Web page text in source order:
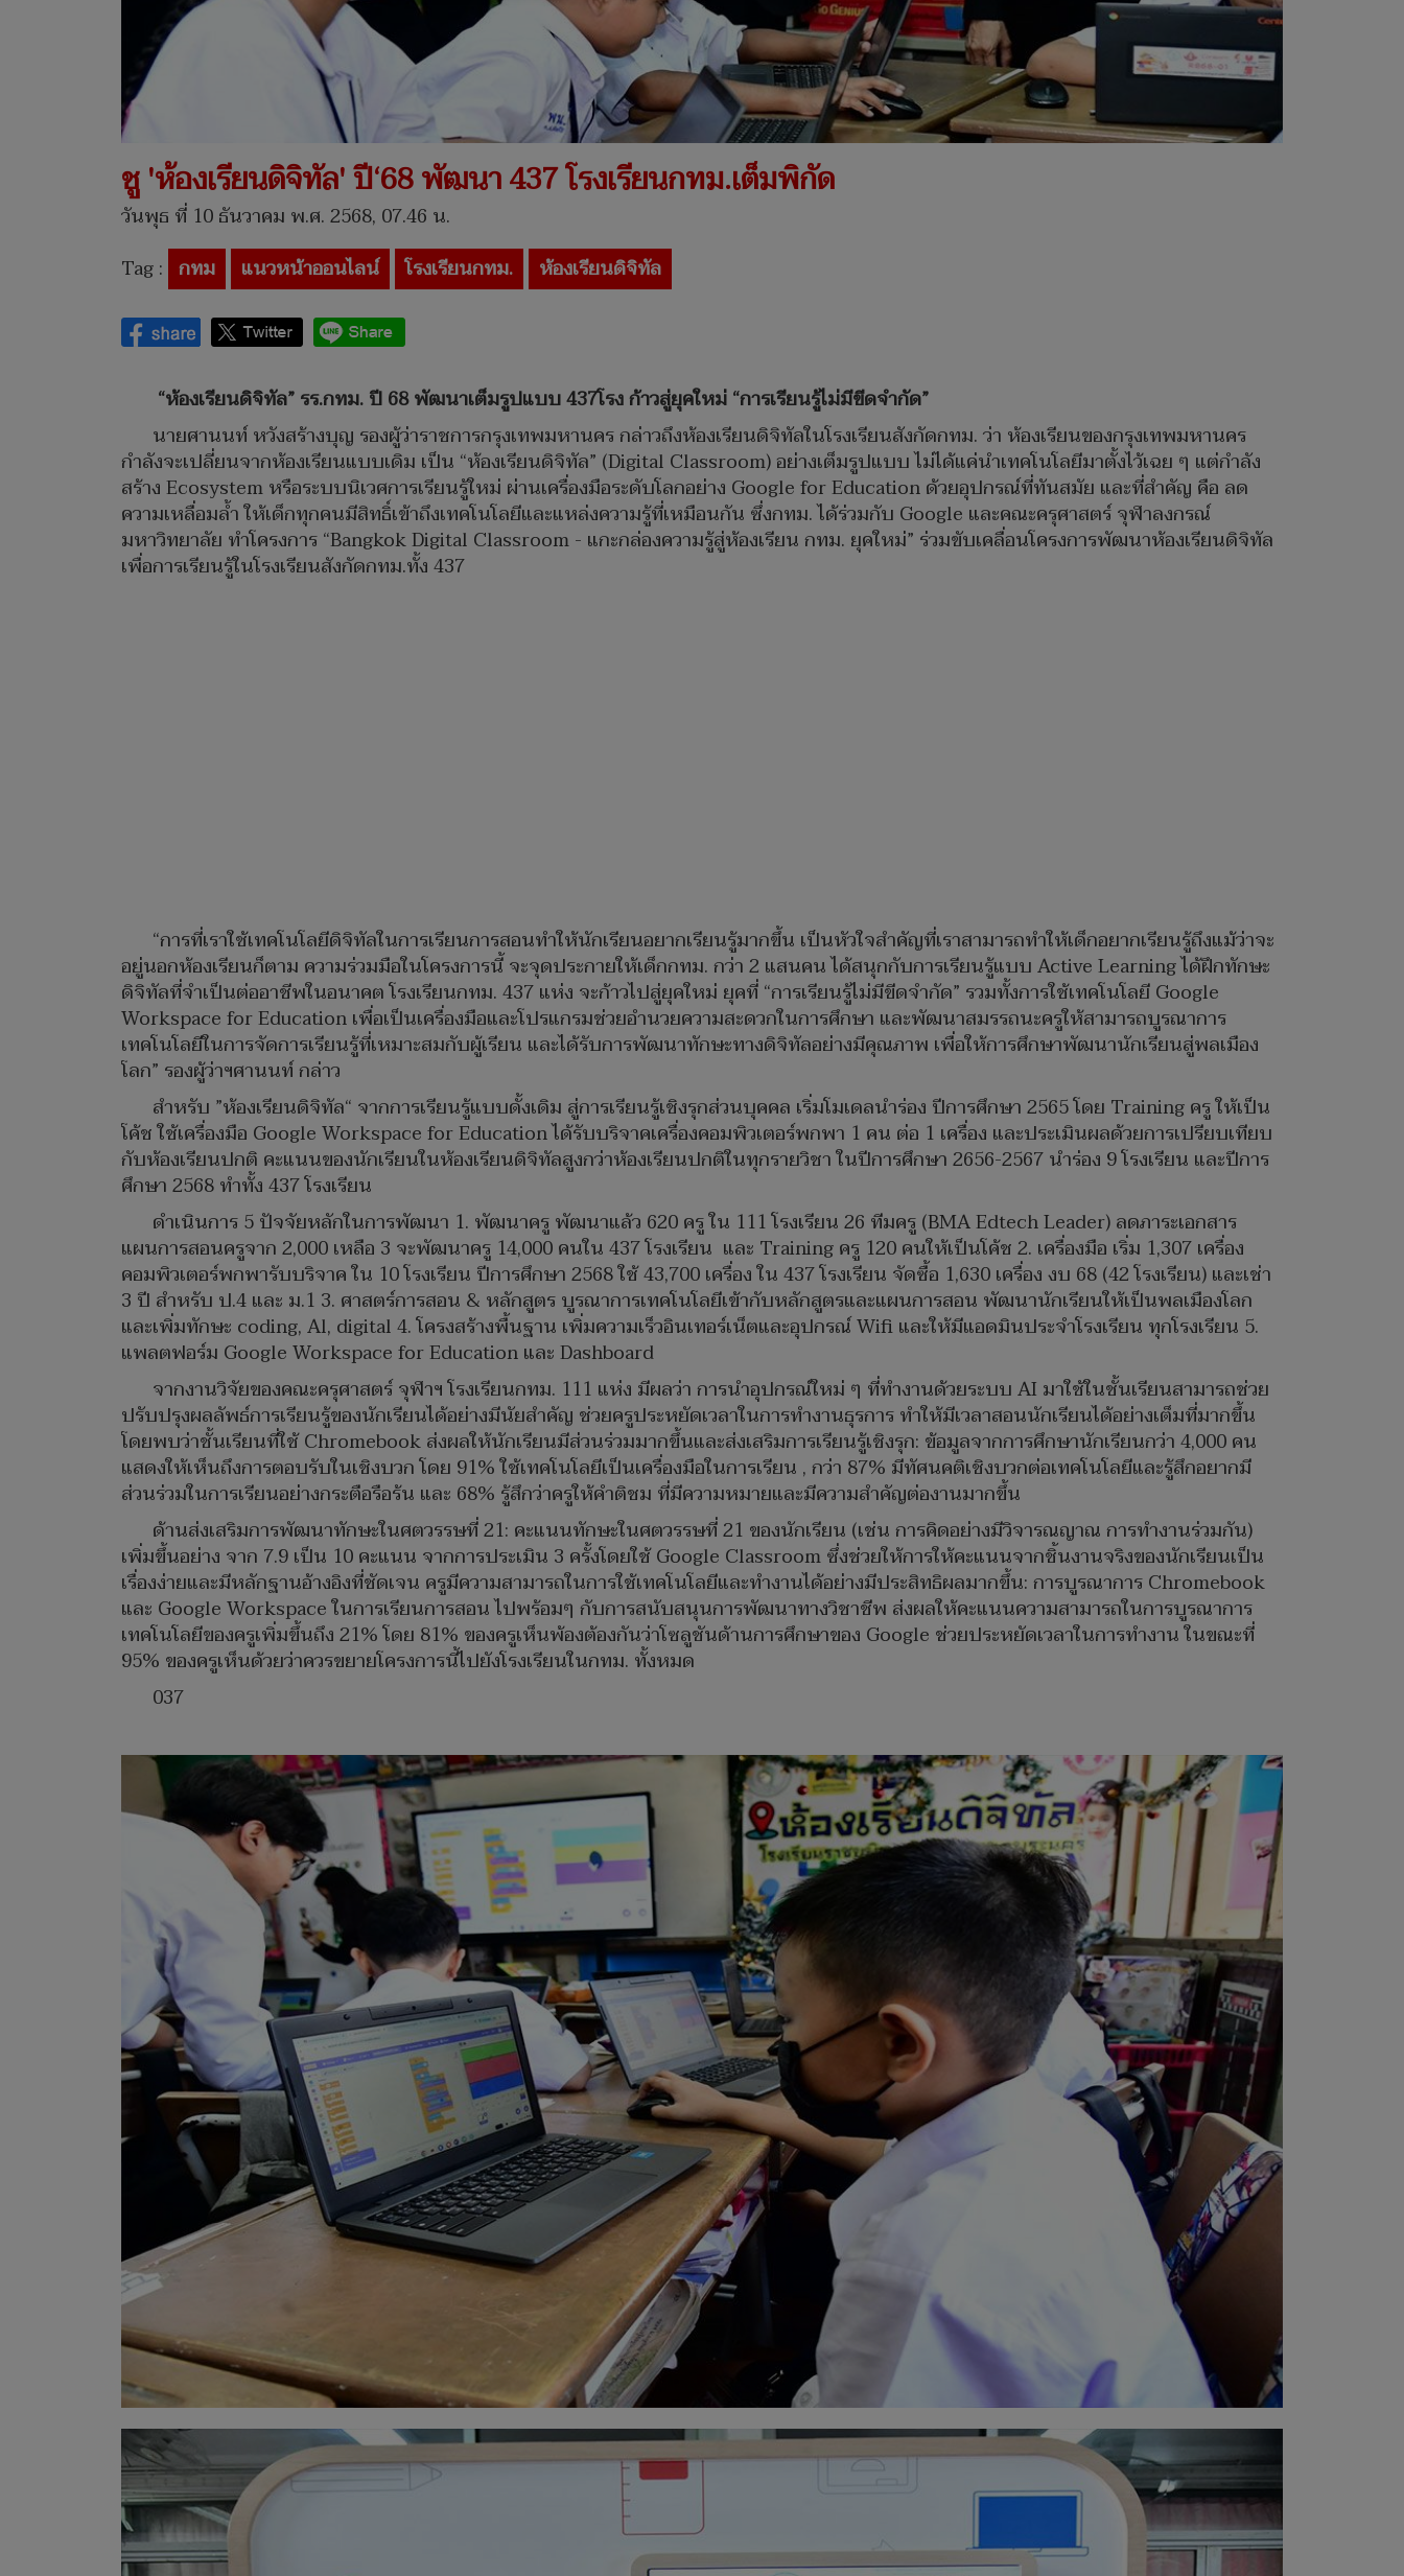
ชู 'ห้องเรียนดิจิทัล' ปี‘68 พัฒนา 437 โรงเรียนกทม.เต็มพิกัด
วันพุธ ที่ 10 ธันวาคม พ.ศ. 2568, 07.46 น.
Tag : กทม แนวหน้าออนไลน์ โรงเรียนกทม. ห้องเรียนดิจิทัล
“ห้องเรียนดิจิทัล” รร.กทม. ปี 68 พัฒนาเต็มรูปแบบ 437โรง ก้าวสู่ยุคใหม่ “การเรียนรู้ไม่มีขีดจำกัด”
นายศานนท์ หวังสร้างบุญ รองผู้ว่าราชการกรุงเทพมหานคร กล่าวถึงห้องเรียนดิจิทัลในโรงเรียนสังกัดกทม. ว่า ห้องเรียนของกรุงเทพมหานคร
กำลังจะเปลี่ยนจากห้องเรียนแบบเดิม เป็น “ห้องเรียนดิจิทัล” (Digital Classroom) อย่างเต็มรูปแบบ ไม่ได้แค่นำเทคโนโลยีมาตั้งไว้เฉย ๆ แต่กำลัง
สร้าง Ecosystem หรือระบบนิเวศการเรียนรู้ใหม่ ผ่านเครื่องมือระดับโลกอย่าง Google for Education ด้วยอุปกรณ์ที่ทันสมัย และที่สำคัญ คือ ลด
ความเหลื่อมล้ำ ให้เด็กทุกคนมีสิทธิ์เข้าถึงเทคโนโลยีและแหล่งความรู้ที่เหมือนกัน ซึ่งกทม. ได้ร่วมกับ Google และคณะครุศาสตร์ จุฬาลงกรณ์
มหาวิทยาลัย ทำโครงการ “Bangkok Digital Classroom - แกะกล่องความรู้สู่ห้องเรียน กทม. ยุคใหม่” ร่วมขับเคลื่อนโครงการพัฒนาห้องเรียนดิจิทัล
เพื่อการเรียนรู้ในโรงเรียนสังกัดกทม.ทั้ง 437
“การที่เราใช้เทคโนโลยีดิจิทัลในการเรียนการสอนทำให้นักเรียนอยากเรียนรู้มากขึ้น เป็นหัวใจสำคัญที่เราสามารถทำให้เด็กอยากเรียนรู้ถึงแม้ว่าจะ
อยู่นอกห้องเรียนก็ตาม ความร่วมมือในโครงการนี้ จะจุดประกายให้เด็กกทม. กว่า 2 แสนคน ได้สนุกกับการเรียนรู้แบบ Active Learning ได้ฝึกทักษะ
ดิจิทัลที่จำเป็นต่ออาชีพในอนาคต โรงเรียนกทม. 437 แห่ง จะก้าวไปสู่ยุคใหม่ ยุคที่ “การเรียนรู้ไม่มีขีดจำกัด” รวมทั้งการใช้เทคโนโลยี Google
Workspace for Education เพื่อเป็นเครื่องมือและโปรแกรมช่วยอำนวยความสะดวกในการศึกษา และพัฒนาสมรรถนะครูให้สามารถบูรณาการ
เทคโนโลยีในการจัดการเรียนรู้ที่เหมาะสมกับผู้เรียน และได้รับการพัฒนาทักษะทางดิจิทัลอย่างมีคุณภาพ เพื่อให้การศึกษาพัฒนานักเรียนสู่พลเมือง
โลก” รองผู้ว่าฯศานนท์ กล่าว
สำหรับ ”ห้องเรียนดิจิทัล“ จากการเรียนรู้แบบดั้งเดิม สู่การเรียนรู้เชิงรุกส่วนบุคคล เริ่มโมเดลนำร่อง ปีการศึกษา 2565 โดย Training ครู ให้เป็น
โค้ช ใช้เครื่องมือ Google Workspace for Education ได้รับบริจาคเครื่องคอมพิวเตอร์พกพา 1 คน ต่อ 1 เครื่อง และประเมินผลด้วยการเปรียบเทียบ
กับห้องเรียนปกติ คะแนนของนักเรียนในห้องเรียนดิจิทัลสูงกว่าห้องเรียนปกติในทุกรายวิชา ในปีการศึกษา 2656-2567 นำร่อง 9 โรงเรียน และปีการ
ศึกษา 2568 ทำทั้ง 437 โรงเรียน
ดำเนินการ 5 ปัจจัยหลักในการพัฒนา 1. พัฒนาครู พัฒนาแล้ว 620 ครู ใน 111 โรงเรียน 26 ทีมครู (BMA Edtech Leader) ลดภาระเอกสาร
แผนการสอนครูจาก 2,000 เหลือ 3 จะพัฒนาครู 14,000 คนใน 437 โรงเรียน และ Training ครู 120 คนให้เป็นโค้ช 2. เครื่องมือ เริ่ม 1,307 เครื่อง
คอมพิวเตอร์พกพารับบริจาค ใน 10 โรงเรียน ปีการศึกษา 2568 ใช้ 43,700 เครื่อง ใน 437 โรงเรียน จัดซื้อ 1,630 เครื่อง งบ 68 (42 โรงเรียน) และเช่า
3 ปี สำหรับ ป.4 และ ม.1 3. ศาสตร์การสอน & หลักสูตร บูรณาการเทคโนโลยีเข้ากับหลักสูตรและแผนการสอน พัฒนานักเรียนให้เป็นพลเมืองโลก
และเพิ่มทักษะ coding, Al, digital 4. โครงสร้างพื้นฐาน เพิ่มความเร็วอินเทอร์เน็ตและอุปกรณ์ Wifi และให้มีแอดมินประจำโรงเรียน ทุกโรงเรียน 5.
แพลตฟอร์ม Google Workspace for Education และ Dashboard
จากงานวิจัยของคณะครุศาสตร์ จุฬาฯ โรงเรียนกทม. 111 แห่ง มีผลว่า การนำอุปกรณ์ใหม่ ๆ ที่ทำงานด้วยระบบ AI มาใช้ในชั้นเรียนสามารถช่วย
ปรับปรุงผลลัพธ์การเรียนรู้ของนักเรียนได้อย่างมีนัยสำคัญ ช่วยครูประหยัดเวลาในการทำงานธุรการ ทำให้มีเวลาสอนนักเรียนได้อย่างเต็มที่มากขึ้น
โดยพบว่าชั้นเรียนที่ใช้ Chromebook ส่งผลให้นักเรียนมีส่วนร่วมมากขึ้นและส่งเสริมการเรียนรู้เชิงรุก: ข้อมูลจากการศึกษานักเรียนกว่า 4,000 คน
แสดงให้เห็นถึงการตอบรับในเชิงบวก โดย 91% ใช้เทคโนโลยีเป็นเครื่องมือในการเรียน , กว่า 87% มีทัศนคติเชิงบวกต่อเทคโนโลยีและรู้สึกอยากมี
ส่วนร่วมในการเรียนอย่างกระตือรือร้น และ 68% รู้สึกว่าครูให้คำติชม ที่มีความหมายและมีความสำคัญต่องานมากขึ้น
ด้านส่งเสริมการพัฒนาทักษะในศตวรรษที่ 21: คะแนนทักษะในศตวรรษที่ 21 ของนักเรียน (เช่น การคิดอย่างมีวิจารณญาณ การทำงานร่วมกัน)
เพิ่มขึ้นอย่าง จาก 7.9 เป็น 10 คะแนน จากการประเมิน 3 ครั้งโดยใช้ Google Classroom ซึ่งช่วยให้การให้คะแนนจากชิ้นงานจริงของนักเรียนเป็น
เรื่องง่ายและมีหลักฐานอ้างอิงที่ชัดเจน ครูมีความสามารถในการใช้เทคโนโลยีและทำงานได้อย่างมีประสิทธิผลมากขึ้น: การบูรณาการ Chromebook
และ Google Workspace ในการเรียนการสอน ไปพร้อมๆ กับการสนับสนุนการพัฒนาทางวิชาชีพ ส่งผลให้คะแนนความสามารถในการบูรณาการ
เทคโนโลยีของครูเพิ่มขึ้นถึง 21% โดย 81% ของครูเห็นพ้องต้องกันว่าโซลูชันด้านการศึกษาของ Google ช่วยประหยัดเวลาในการทำงาน ในขณะที่
95% ของครูเห็นด้วยว่าควรขยายโครงการนี้ไปยังโรงเรียนในกทม. ทั้งหมด
037